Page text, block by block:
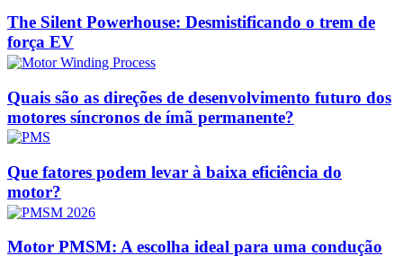
The Silent Powerhouse: Desmistificando o trem de
força EV
Quais são as direções de desenvolvimento futuro dos
motores síncronos de ímã permanente?
Que fatores podem levar à baixa eficiência do
motor?
Motor PMSM: A escolha ideal para uma condução